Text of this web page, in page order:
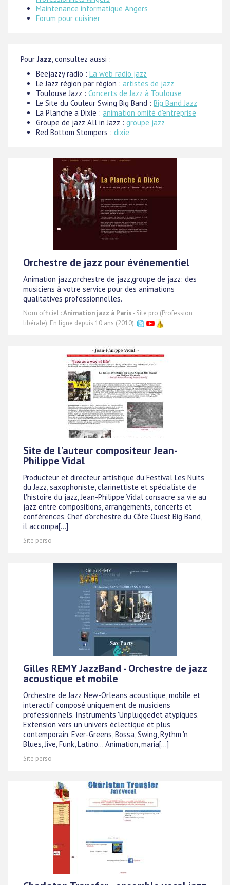
Maintenance informatique Angers
Forum pour cuisiner
PourJazz, consultez aussi :
Beejazzy radio : La web radio jazz
Le Jazz région par région : artistes de jazz
Toulouse Jazz : Concerts de Jazz à Toulouse
Le Site du Couleur Swing Big Band : Big Band Jazz
La Planche a Dixie : animation omité d'entreprise
Groupe de jazz All in Jazz : groupe jazz
Red Bottom Stompers : dixie
Orchestre de jazz pour événementiel
Animation jazz,orchestre de jazz,groupe de jazz: des
musiciens à votre service pour des animations
qualitatives professionnelles.
Nom officiel :Animation jazz à Paris- Site pro (Profession
libérale). En ligne depuis 10 ans (2010).
Site de l'auteur compositeur Jean-
Philippe Vidal
Producteur et directeur artistique du Festival Les Nuits
du Jazz, saxophoniste, clarinettiste et spécialiste de
l'histoire du jazz, Jean-Philippe Vidal consacre sa vie au
jazz entre compositions, arrangements, concerts et
conférences. Chef d'orchestre du Côte Ouest Big Band,
il accompa[...]
Site perso
Gilles REMY JazzBand - Orchestre de jazz
acoustique et mobile
Orchestre de Jazz New-Orleans acoustique, mobile et
interactif composé uniquement de musiciens
professionnels. Instruments 'Unplugged'et atypiques.
Extension vers un univers éclectique et plus
contemporain. Ever-Greens, Bossa, Swing, Rythm 'n
Blues, Jive, Funk, Latino... Animation, maria[...]
Site perso